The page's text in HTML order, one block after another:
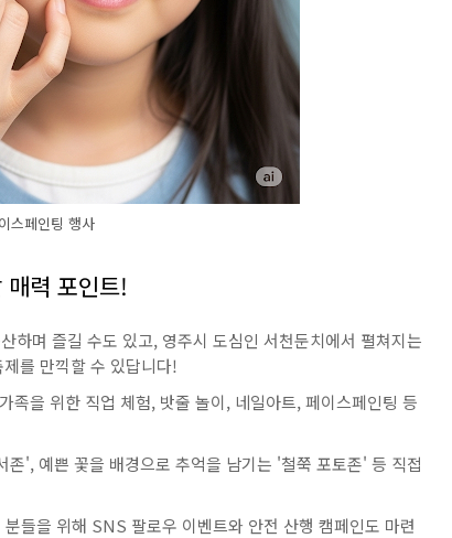
스페인팅 행사
력 포인트!
하며 즐길 수도 있고, 영주시 도심인 서천둔치에서 펼쳐지는
를 만끽할 수 있답니다!
족을 위한 직업 체험, 밧줄 놀이, 네일아트, 페이스페인팅 등
', 예쁜 꽃을 배경으로 추억을 남기는 '철쭉 포토존' 등 직접
들을 위해 SNS 팔로우 이벤트와 안전 산행 캠페인도 마련